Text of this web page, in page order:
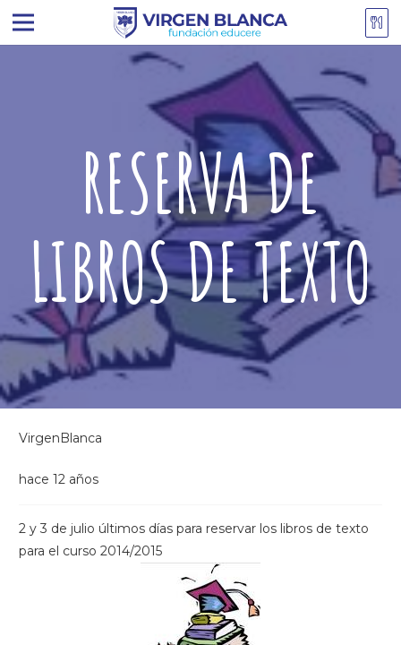
RESERVA DE
LIBROS DE TEXTO
VirgenBlanca
hace 12 años
2 y 3 de julio últimos días para reservar los libros de texto
para el curso 2014/2015